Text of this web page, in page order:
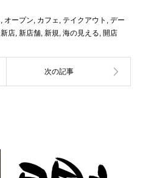
, オープン, カフェ, テイクアウト , デー
新店, 新店舗, 新規, 海の見える, 開店